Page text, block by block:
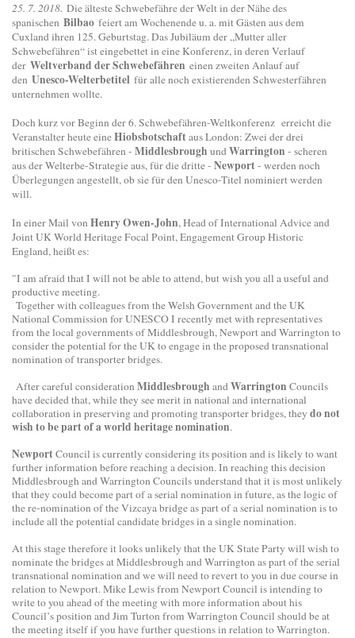
25. 7. 2018. Die älteste Schwebefähre der Welt in der Nähe des
spanischen Bilbao feiert am Wochenende u. a. mit Gästen aus dem
Cuxland ihren 125. Geburtstag. Das Jubiläum der „Mutter aller
Schwebefähren“ ist eingebettet in eine Konferenz, in deren Verlauf
der Weltverband der Schwebefähren einen zweiten Anlauf auf
den Unesco-Welterbetitel für alle noch existierenden Schwesterfähren
unternehmen wollte.
Doch kurz vor Beginn der 6. Schwebefähren-Weltkonferenz erreicht die
Veranstalter heute eineHiobsbotschaftaus London: Zwei der drei
britischen Schwebefähren - Middlesbrough undWarrington - scheren
aus der Welterbe-Strategie aus, für die dritte - Newport- werden noch
Überlegungen angestellt, ob sie für den Unesco-Titel nominiert werden
will.
In einer Mail von Henry Owen-John, Head of International Advice and
Joint UK World Heritage Focal Point, Engagement Group Historic
England, heißt es:
"I am afraid that I will not be able to attend, but wish you all a useful and
productive meeting.
Together with colleagues from the Welsh Government and the UK
National Commission for UNESCO I recently met with representatives
from the local governments of Middlesbrough, Newport and Warrington to
consider the potential for the UK to engage in the proposed transnational
nomination of transporter bridges.
After careful consideration Middlesbrough andWarrington Councils
have decided that, while they see merit in national and international
collaboration in preserving and promoting transporter bridges, they do not
wish to be part of a world heritage nomination.
NewportCouncil is currently considering its position and is likely to want
further information before reaching a decision. In reaching this decision
Middlesbrough and Warrington Councils understand that it is most unlikely
that they could become part of a serial nomination in future, as the logic of
the re-nomination of the Vizcaya bridge as part of a serial nomination is to
include all the potential candidate bridges in a single nomination.
At this stage therefore it looks unlikely that the UK State Party will wish to
nominate the bridges at Middlesbrough and Warrington as part of the serial
transnational nomination and we will need to revert to you in due course in
relation to Newport. Mike Lewis from Newport Council is intending to
write to you ahead of the meeting with more information about his
Council’s position and Jim Turton from Warrington Council should be at
the meeting itself if you have further questions in relation to Warrington.